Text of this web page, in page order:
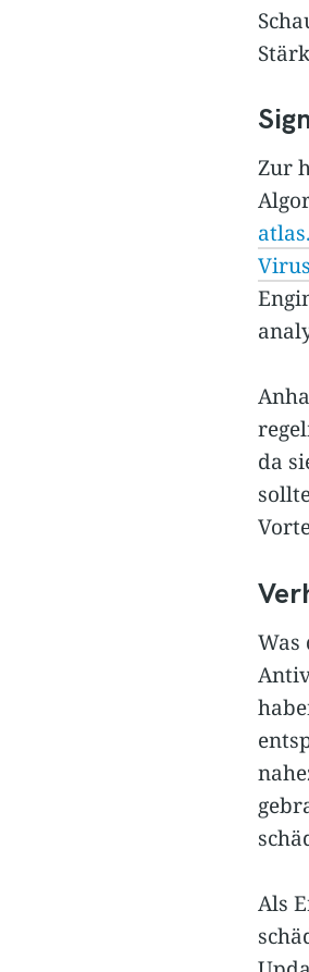
Zur
da
Was
Als